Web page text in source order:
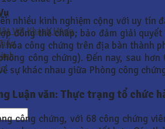
Với Khách Hàng
nhiều kinh nghiệm cộng với uy tín
đồng thế chấp; bảo đảm giải
hóa công chứng trên địa bàn thành
công chứng). Đến nay, sau
sự khác nhau giữa Phòng công
Luận văn: Thực trạng tổ chức
công chứng, với 68 công chứng